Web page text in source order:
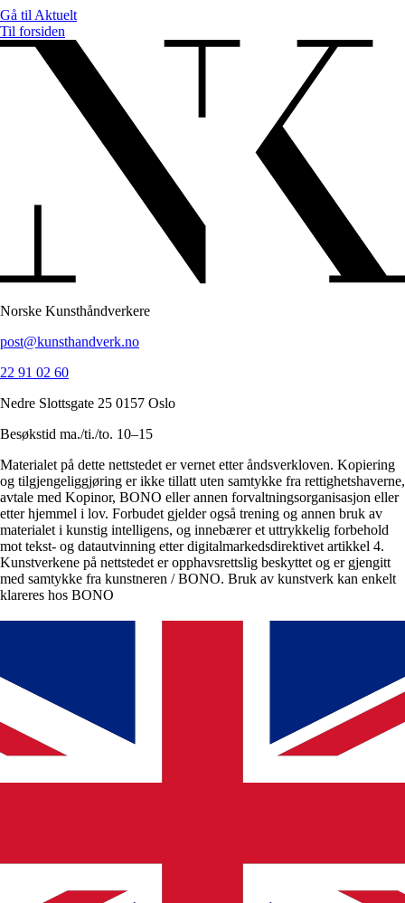
Gå til Aktuelt
Til forsiden
Norske Kunsthåndverkere
post@kunsthandverk.no
22 91 02 60
Nedre Slottsgate 25 0157 Oslo
Besøkstid ma./ti./to. 10–15
Materialet på dette nettstedet er vernet etter åndsverkloven. Kopiering
og tilgjengeliggjøring er ikke tillatt uten samtykke fra rettighetshaverne,
avtale med Kopinor, BONO eller annen forvaltningsorganisasjon eller
etter hjemmel i lov. Forbudet gjelder også trening og annen bruk av
materialet i kunstig intelligens, og innebærer et uttrykkelig forbehold
mot tekst- og datautvinning etter digitalmarkedsdirektivet artikkel 4.
Kunstverkene på nettstedet er opphavsrettslig beskyttet og er gjengitt
med samtykke fra kunstneren / BONO. Bruk av kunstverk kan enkelt
klareres hos BONO